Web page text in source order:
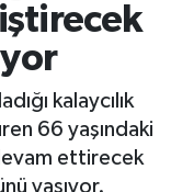
kalaycılık
66 yaşındaki
ettirecek
yaşıyor.